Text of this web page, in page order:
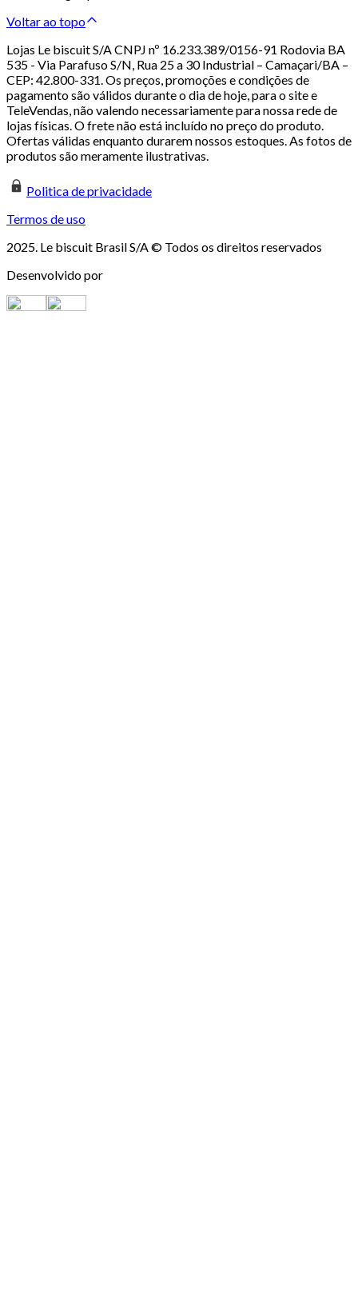
Voltar ao topo
Lojas Le biscuit S/A CNPJ nº 16.233.389/0156-91 Rodovia BA
535 - Via Parafuso S/N, Rua 25 a 30 Industrial – Camaçari/BA –
CEP: 42.800-331. Os preços, promoções e condições de
pagamento são válidos durante o dia de hoje, para o site e
TeleVendas, não valendo necessariamente para nossa rede de
lojas físicas. O frete não está incluído no preço do produto.
Ofertas válidas enquanto durarem nossos estoques. As fotos de
produtos são meramente ilustrativas.
Politica de privacidade
Termos de uso
2025. Le biscuit Brasil S/A © Todos os direitos reservados
Desenvolvido por